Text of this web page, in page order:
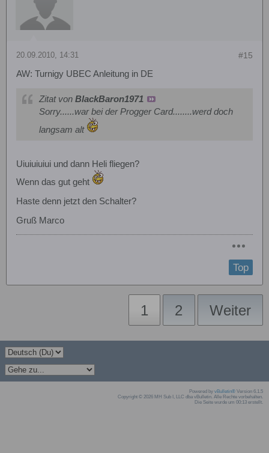
#15
20.09.2010, 14:31
AW: Turnigy UBEC Anleitung in DE
Zitat von BlackBaron1971
Sorry......war bei der Progger Card........werd doch
langsam alt
Uiuiuiuiui und dann Heli fliegen?
Wenn das gut geht
Haste denn jetzt den Schalter?
Gruß Marco
Top
1 2 Weiter
Powered by vBulletin® Version 6.1.5
Copyright © 2026 MH Sub I, LLC dba vBulletin. Alle Rechte vorbehalten.
Die Seite wurde um 00:13 erstellt.